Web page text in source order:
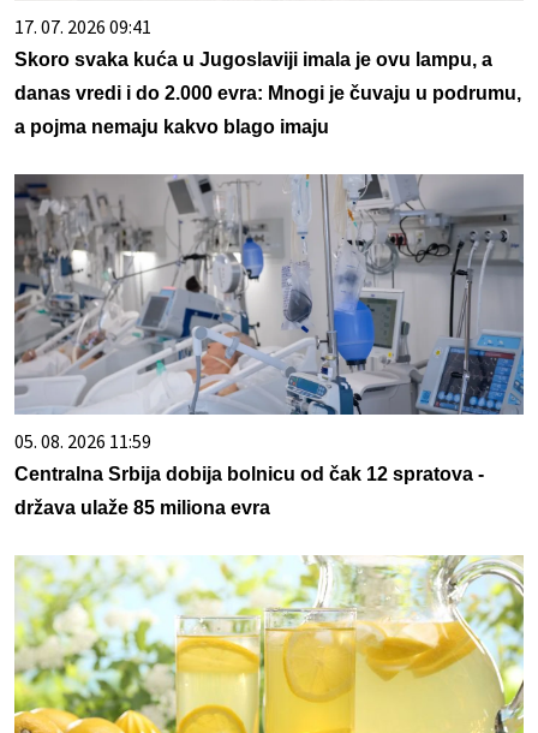
17. 07. 2026 09:41
Skoro svaka kuća u Jugoslaviji imala je ovu lampu, a
danas vredi i do 2.000 evra: Mnogi je čuvaju u podrumu,
a pojma nemaju kakvo blago imaju
05. 08. 2026 11:59
Centralna Srbija dobija bolnicu od čak 12 spratova -
država ulaže 85 miliona evra